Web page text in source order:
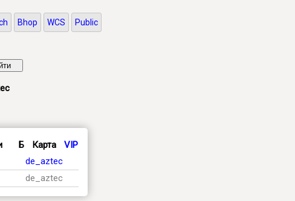
Bhop WCS Public
Б Карта
VIP
de_aztec
de_aztec